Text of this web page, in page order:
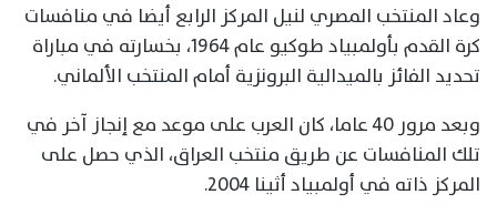
وعاد المنتخب المصري لنيل المركز الرابع أيضا في منافسات
كرة القدم بأولمبياد طوكيو عام 1964، بخسارته في مباراة
تحديد الفائز بالميدالية البرونزية أمام المنتخب الألماني.
وبعد مرور 40 عاما، كان العرب على موعد مع إنجاز آخر في
تلك المنافسات عن طريق منتخب العراق، الذي حصل على
المركز ذاته في أولمبياد أثينا 2004.